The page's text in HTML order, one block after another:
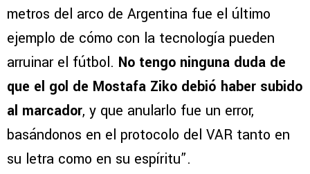
metros del arco de Argentina fue el último
ejemplo de cómo con la tecnología pueden
arruinar el fútbol. No tengo ninguna duda de
que el gol de Mostafa Ziko debió haber subido
al marcador, y que anularlo fue un error,
basándonos en el protocolo del VAR tanto en
su letra como en su espíritu”.